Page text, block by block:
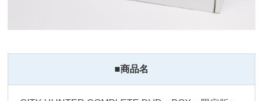
■商品名